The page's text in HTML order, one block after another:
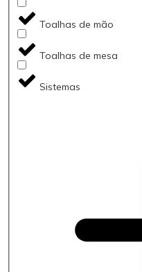
Toalhas de mão
Toalhas de mesa
Sistemas